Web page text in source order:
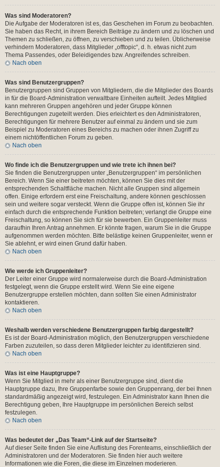
Was sind Moderatoren?
Die Aufgabe der Moderatoren ist es, das Geschehen im Forum zu beobachten.
Sie haben das Recht, in ihrem Bereich Beiträge zu ändern und zu löschen und
Themen zu schließen, zu öffnen, zu verschieben und zu teilen. Üblicherweise
verhindern Moderatoren, dass Mitglieder „offtopic“, d. h. etwas nicht zum
Thema Passendes, oder Beleidigendes bzw. Angreifendes schreiben.
Nach oben
Was sind Benutzergruppen?
Benutzergruppen sind Gruppen von Mitgliedern, die die Mitglieder des Boards
in für die Board-Administration verwaltbare Einheiten aufteilt. Jedes Mitglied
kann mehreren Gruppen angehören und jeder Gruppe können
Berechtigungen zugeteilt werden. Dies erleichtert es den Administratoren,
Berechtigungen für mehrere Benutzer auf einmal zu ändern und sie zum
Beispiel zu Moderatoren eines Bereichs zu machen oder ihnen Zugriff zu
einem nichtöffentlichen Forum zu geben.
Nach oben
Wo finde ich die Benutzergruppen und wie trete ich ihnen bei?
Sie finden die Benutzergruppen unter „Benutzergruppen“ im persönlichen
Bereich. Wenn Sie einer beitreten möchten, können Sie dies mit der
entsprechenden Schaltfläche machen. Nicht alle Gruppen sind allgemein
offen. Einige erfordern erst eine Freischaltung, andere können geschlossen
sein und weitere sogar versteckt. Wenn die Gruppe offen ist, können Sie ihr
einfach durch die entsprechende Funktion beitreten; verlangt die Gruppe eine
Freischaltung, so können Sie sich für sie bewerben. Ein Gruppenleiter muss
daraufhin Ihren Antrag annehmen. Er könnte fragen, warum Sie in die Gruppe
aufgenommen werden möchten. Bitte belästige keinen Gruppenleiter, wenn er
Sie ablehnt, er wird einen Grund dafür haben.
Nach oben
Wie werde ich Gruppenleiter?
Der Leiter einer Gruppe wird normalerweise durch die Board-Administration
festgelegt, wenn die Gruppe erstellt wird. Wenn Sie eine eigene
Benutzergruppe erstellen möchten, dann sollten Sie einen Administrator
kontaktieren.
Nach oben
Weshalb werden verschiedene Benutzergruppen farbig dargestellt?
Es ist der Board-Administration möglich, den Benutzergruppen verschiedene
Farben zuzuteilen, so dass deren Mitglieder leichter zu identifizieren sind.
Nach oben
Was ist eine Hauptgruppe?
Wenn Sie Mitglied in mehr als einer Benutzergruppe sind, dient die
Hauptgruppe dazu, Ihre Gruppenfarbe sowie den Gruppenrang, der bei Ihnen
standardmäßig angezeigt wird, festzulegen. Ein Administrator kann Ihnen die
Berechtigung geben, Ihre Hauptgruppe im persönlichen Bereich selbst
festzulegen.
Nach oben
Was bedeutet der „Das Team“-Link auf der Startseite?
Auf dieser Seite finden Sie eine Auflistung des Forenteams, einschließlich der
Administratoren und der Moderatoren. Sie finden hier auch weitere
Informationen wie die Foren, die diese im Einzelnen moderieren.